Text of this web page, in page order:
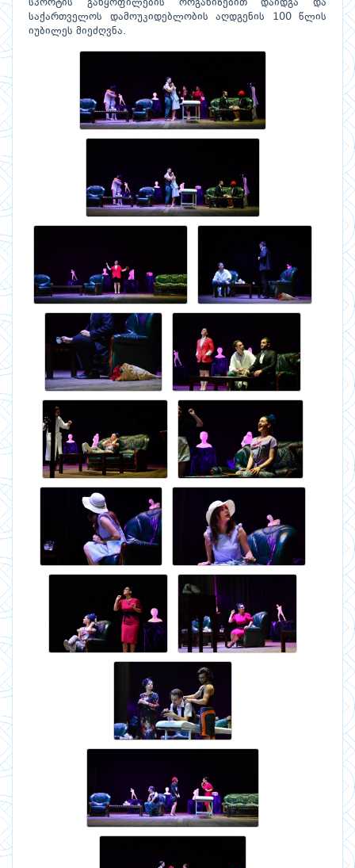
სპორტის განყოფილების ორგანიზებით დაიდგა და
საქართველოს დამოუკიდებლობის აღდგენის 100 წლის
იუბილეს მიეძღვნა.